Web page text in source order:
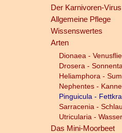
Der Karnivoren-Virus
Allgemeine Pflege
Wissenswertes
Arten
Dionaea -
Drosera -
Heliamphora -
Nephentes -
Pinguicula -
Sarracenia -
Utricularia -
Das Mini-Moorbeet